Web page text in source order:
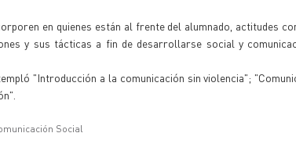
en quienes están al frente del alumnado, actitudes
y sus tácticas a fin de desarrollarse social y
"Introducción a la comunicación sin violencia";
Social